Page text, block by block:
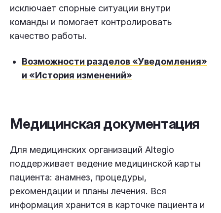
исключает спорные ситуации внутри
команды и помогает контролировать
качество работы.
Возможности разделов «Уведомления»
и «История изменений»
Медицинская документация
Для медицинских организаций Altegio
поддерживает ведение медицинской карты
пациента: анамнез, процедуры,
рекомендации и планы лечения. Вся
информация хранится в карточке пациента и